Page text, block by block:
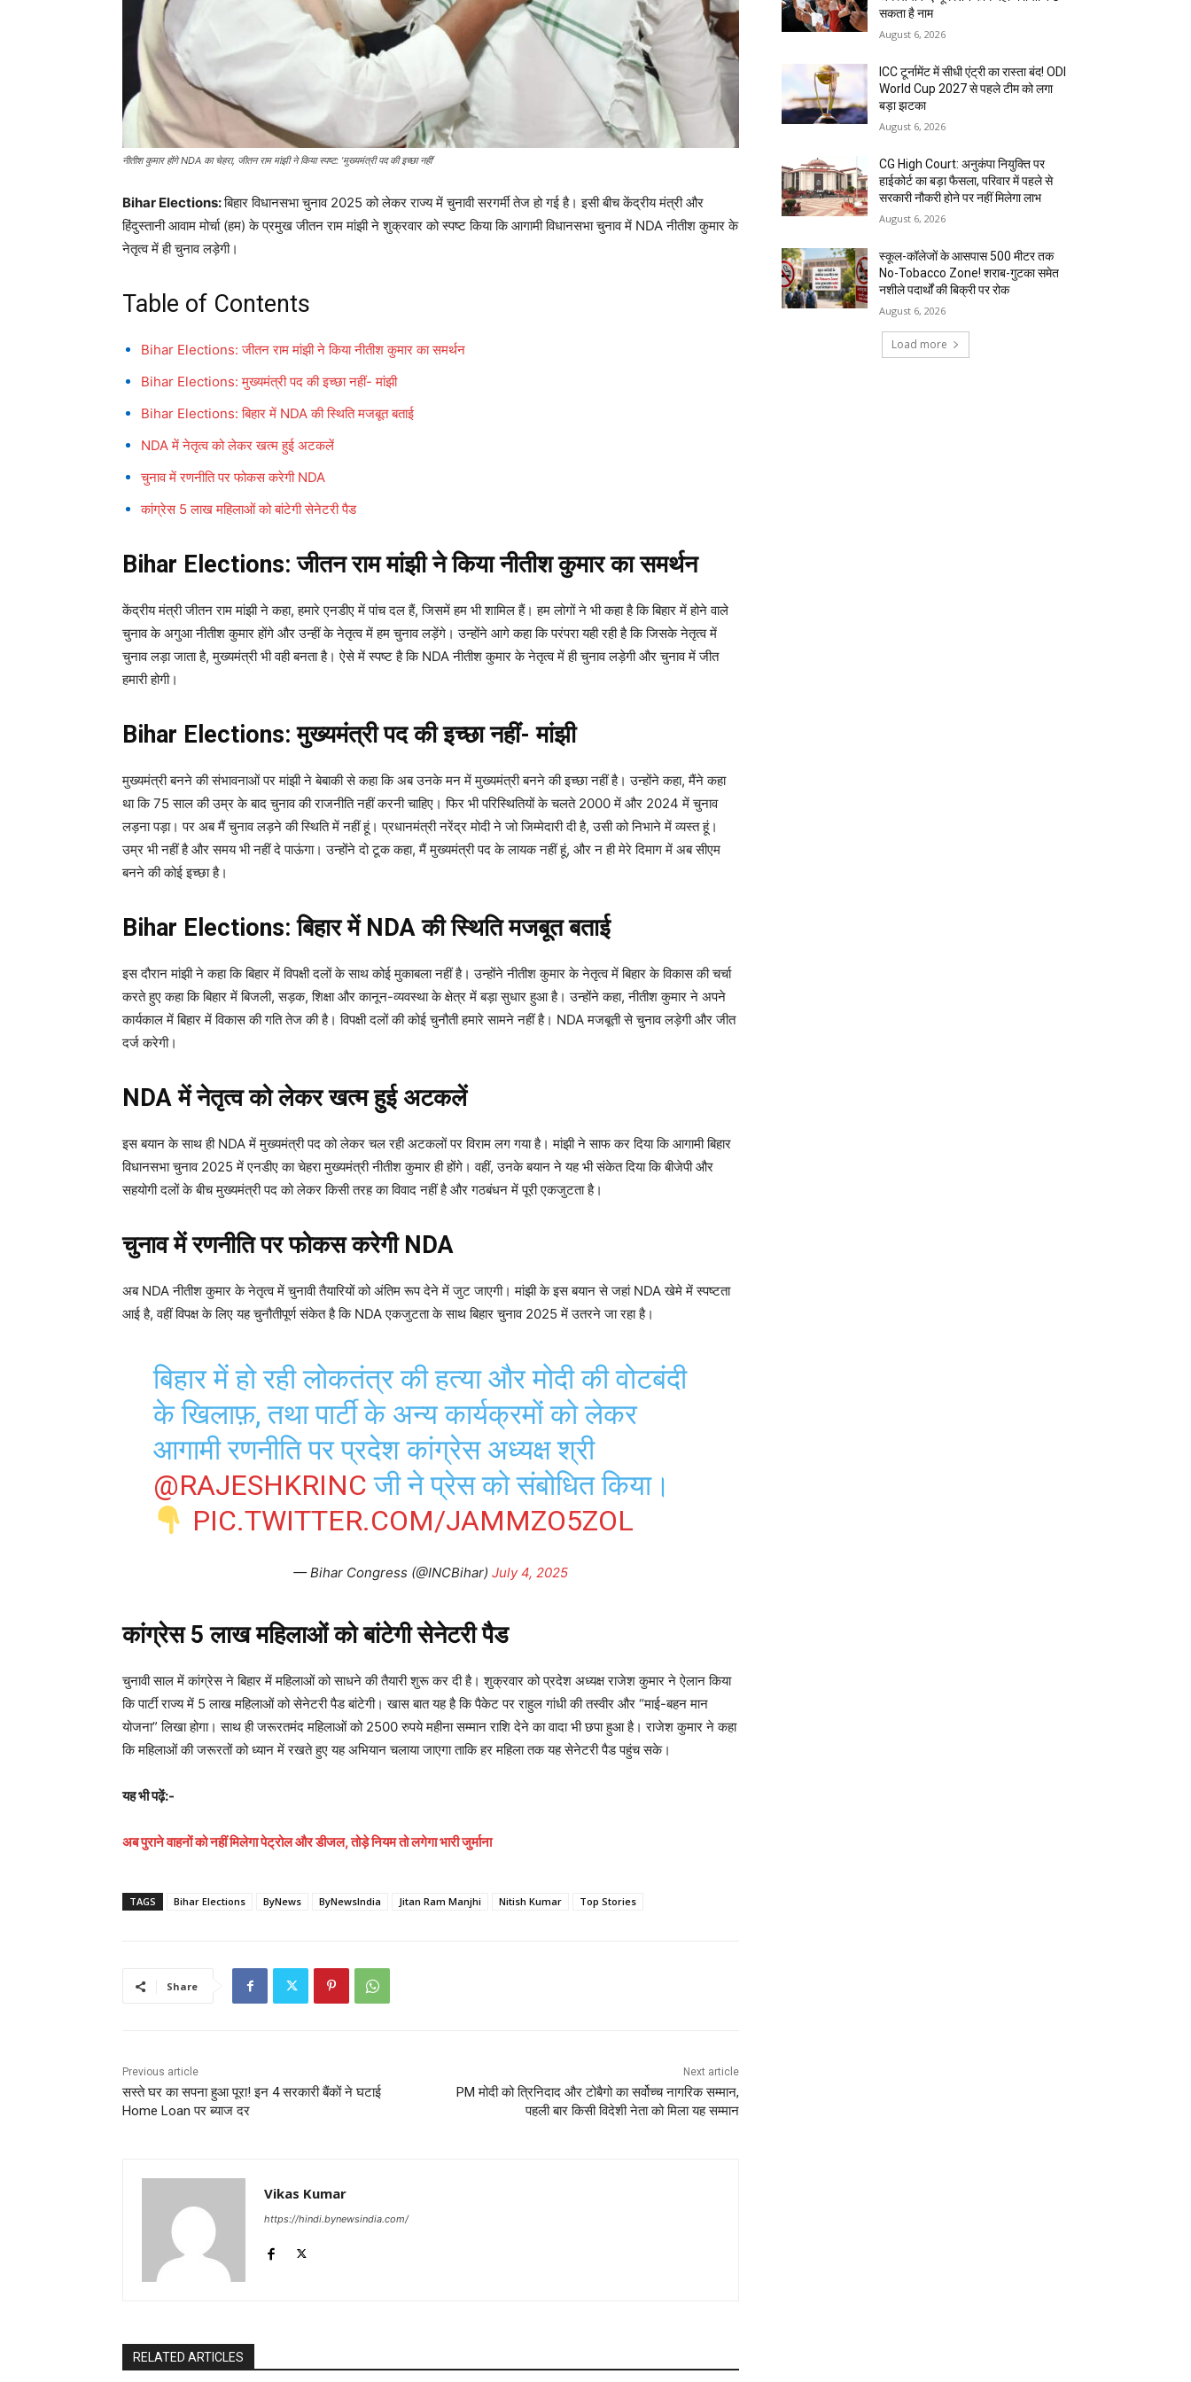
नीतीश कुमार होंगे NDA का चेहरा, जीतन राम मांझी ने किया स्पष्ट: 'मुख्यमंत्री पद की इच्छा नहीं'
Bihar Elections:बिहार विधानसभा चुनाव 2025 को लेकर राज्य में चुनावी सरगर्मी तेज हो गई है। इसी बीच केंद्रीय मंत्री और
हिंदुस्तानी आवाम मोर्चा (हम) के प्रमुख जीतन राम मांझी ने शुक्रवार को स्पष्ट किया कि आगामी विधानसभा चुनाव में NDA नीतीश कुमार के
नेतृत्व में ही चुनाव लड़ेगी।
Table of Contents
Bihar Elections: जीतन राम मांझी ने किया नीतीश कुमार का समर्थन
Bihar Elections: मुख्यमंत्री पद की इच्छा नहीं- मांझी
Bihar Elections: बिहार में NDA की स्थिति मजबूत बताई
NDA में नेतृत्व को लेकर खत्म हुई अटकलें
चुनाव में रणनीति पर फोकस करेगी NDA
कांग्रेस 5 लाख महिलाओं को बांटेगी सेनेटरी पैड
Bihar Elections: जीतन राम मांझी ने किया नीतीश कुमार का समर्थन
केंद्रीय मंत्री जीतन राम मांझी ने कहा, हमारे एनडीए में पांच दल हैं, जिसमें हम भी शामिल हैं। हम लोगों ने भी कहा है कि बिहार में होने वाले
चुनाव के अगुआ नीतीश कुमार होंगे और उन्हीं के नेतृत्व में हम चुनाव लड़ेंगे। उन्होंने आगे कहा कि परंपरा यही रही है कि जिसके नेतृत्व में
चुनाव लड़ा जाता है, मुख्यमंत्री भी वही बनता है। ऐसे में स्पष्ट है कि NDA नीतीश कुमार के नेतृत्व में ही चुनाव लड़ेगी और चुनाव में जीत
हमारी होगी।
Bihar Elections: मुख्यमंत्री पद की इच्छा नहीं- मांझी
मुख्यमंत्री बनने की संभावनाओं पर मांझी ने बेबाकी से कहा कि अब उनके मन में मुख्यमंत्री बनने की इच्छा नहीं है। उन्होंने कहा, मैंने कहा
था कि 75 साल की उम्र के बाद चुनाव की राजनीति नहीं करनी चाहिए। फिर भी परिस्थितियों के चलते 2000 में और 2024 में चुनाव
लड़ना पड़ा। पर अब मैं चुनाव लड़ने की स्थिति में नहीं हूं। प्रधानमंत्री नरेंद्र मोदी ने जो जिम्मेदारी दी है, उसी को निभाने में व्यस्त हूं।
उम्र भी नहीं है और समय भी नहीं दे पाऊंगा। उन्होंने दो टूक कहा, मैं मुख्यमंत्री पद के लायक नहीं हूं, और न ही मेरे दिमाग में अब सीएम
बनने की कोई इच्छा है।
Bihar Elections: बिहार में NDA की स्थिति मजबूत बताई
इस दौरान मांझी ने कहा कि बिहार में विपक्षी दलों के साथ कोई मुकाबला नहीं है। उन्होंने नीतीश कुमार के नेतृत्व में बिहार के विकास की चर्चा
करते हुए कहा कि बिहार में बिजली, सड़क, शिक्षा और कानून-व्यवस्था के क्षेत्र में बड़ा सुधार हुआ है। उन्होंने कहा, नीतीश कुमार ने अपने
कार्यकाल में बिहार में विकास की गति तेज की है। विपक्षी दलों की कोई चुनौती हमारे सामने नहीं है। NDA मजबूती से चुनाव लड़ेगी और जीत
दर्ज करेगी।
NDA में नेतृत्व को लेकर खत्म हुई अटकलें
इस बयान के साथ ही NDA में मुख्यमंत्री पद को लेकर चल रही अटकलों पर विराम लग गया है। मांझी ने साफ कर दिया कि आगामी बिहार
विधानसभा चुनाव 2025 में एनडीए का चेहरा मुख्यमंत्री नीतीश कुमार ही होंगे। वहीं, उनके बयान ने यह भी संकेत दिया कि बीजेपी और
सहयोगी दलों के बीच मुख्यमंत्री पद को लेकर किसी तरह का विवाद नहीं है और गठबंधन में पूरी एकजुटता है।
चुनाव में रणनीति पर फोकस करेगी NDA
अब NDA नीतीश कुमार के नेतृत्व में चुनावी तैयारियों को अंतिम रूप देने में जुट जाएगी। मांझी के इस बयान से जहां NDA खेमे में स्पष्टता
आई है, वहीं विपक्ष के लिए यह चुनौतीपूर्ण संकेत है कि NDA एकजुटता के साथ बिहार चुनाव 2025 में उतरने जा रहा है।
बिहार में हो रही लोकतंत्र की हत्या और मोदी की वोटबंदी
के खिलाफ़, तथा पार्टी के अन्य कार्यक्रमों को लेकर
आगामी रणनीति पर प्रदेश कांग्रेस अध्यक्ष श्री
@RAJESHKRINC जी ने प्रेस को संबोधित किया।
PIC.TWITTER.COM/JAMMZO5ZOL
— Bihar Congress (@INCBihar) July 4, 2025
कांग्रेस 5 लाख महिलाओं को बांटेगी सेनेटरी पैड
चुनावी साल में कांग्रेस ने बिहार में महिलाओं को साधने की तैयारी शुरू कर दी है। शुक्रवार को प्रदेश अध्यक्ष राजेश कुमार ने ऐलान किया
कि पार्टी राज्य में 5 लाख महिलाओं को सेनेटरी पैड बांटेगी। खास बात यह है कि पैकेट पर राहुल गांधी की तस्वीर और “माई-बहन मान
योजना” लिखा होगा। साथ ही जरूरतमंद महिलाओं को 2500 रुपये महीना सम्मान राशि देने का वादा भी छपा हुआ है। राजेश कुमार ने कहा
कि महिलाओं की जरूरतों को ध्यान में रखते हुए यह अभियान चलाया जाएगा ताकि हर महिला तक यह सेनेटरी पैड पहुंच सके।
यह भी पढ़ें:-
अब पुराने वाहनों को नहीं मिलेगा पेट्रोल और डीजल, तोड़े नियम तो लगेगा भारी जुर्माना
TAGS Bihar Elections ByNews ByNewsIndia Jitan Ram Manjhi Nitish Kumar Top Stories
Share
Previous article
सस्ते घर का सपना हुआ पूरा! इन 4 सरकारी बैंकों ने घटाई
Home Loan पर ब्याज दर
Next article
PM मोदी को त्रिनिदाद और टोबैगो का सर्वोच्च नागरिक सम्मान,
पहली बार किसी विदेशी नेता को मिला यह सम्मान
Vikas Kumar
https://hindi.bynewsindia.com/
RELATED ARTICLES
सकता है नाम
August 6, 2026
ICC टूर्नामेंट में सीधी एंट्री का रास्ता बंद! ODI
World Cup 2027 से पहले टीम को लगा
बड़ा झटका
August 6, 2026
CG High Court: अनुकंपा नियुक्ति पर
हाईकोर्ट का बड़ा फैसला, परिवार में पहले से
सरकारी नौकरी होने पर नहीं मिलेगा लाभ
August 6, 2026
स्कूल-कॉलेजों के आसपास 500 मीटर तक
No-Tobacco Zone! शराब-गुटका समेत
नशीले पदार्थों की बिक्री पर रोक
August 6, 2026
Load more